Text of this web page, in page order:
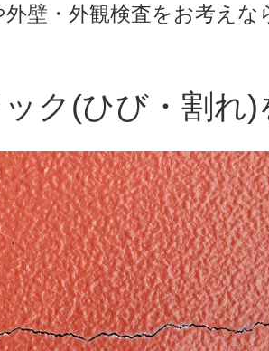
壁・外観検査をお考えな
ク(ひび・割れ)